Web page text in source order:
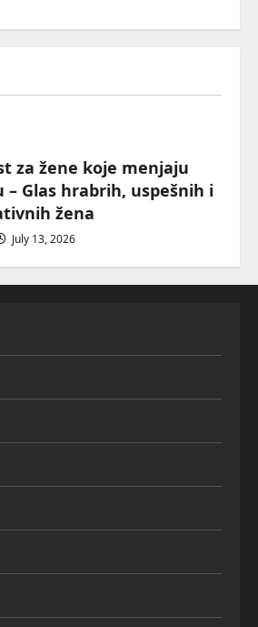
za žene koje menjaju
– Glas hrabrih, uspešnih i
žena
July 13, 2026